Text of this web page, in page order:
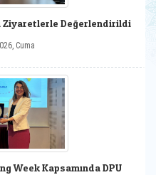
Ziyaretlerle Değerlendirildi
Cuma
Week Kapsamında DPU